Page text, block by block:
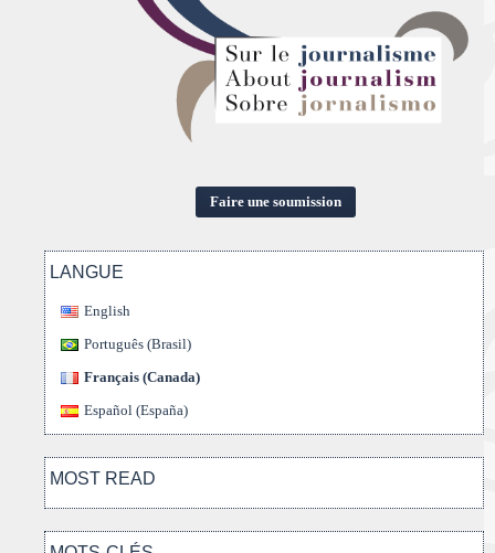
Faire une soumission
LANGUE
English
Português (Brasil)
Français (Canada)
Español (España)
MOST READ